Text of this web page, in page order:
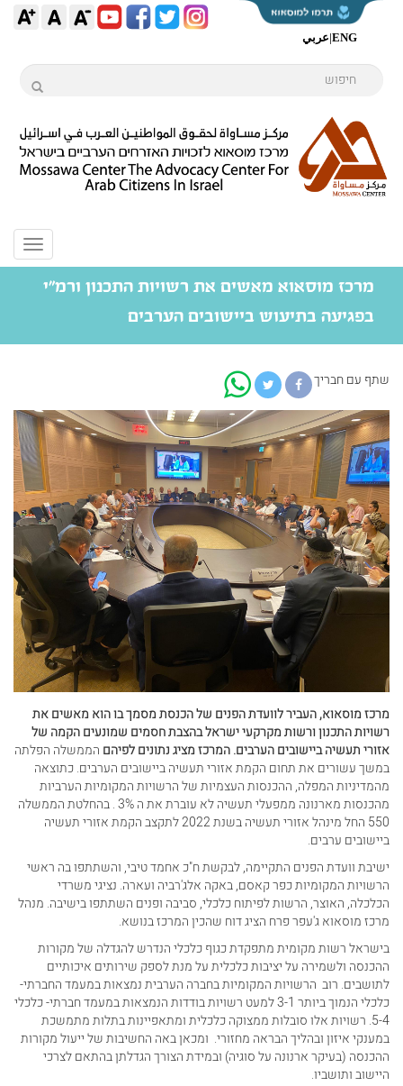
ENG
|عربي
Toggle
מרכז מוסאוא מאשים את רשויות התכנון ורמ"י
בפגיעה בתיעוש ביישובים הערבים
שתף עם חבריך
מרכז מוסאוא, העביר לוועדת הפנים של הכנסת מסמך בו הוא מאשים את
רשויות התכנון ורשות מקרקעי ישראל בהצבת חסמים שמונעים הקמה של
אזורי תעשיה ביישובים הערבים. המרכז מציג נתונים לפיהם הממשלה הפלתה
במשך עשורים את תחום הקמת אזורי תעשיה ביישובים הערבים. כתוצאה
מהמדיניות המפלה, ההכנסות העצמיות של הרשויות המקומיות הערביות
מהכנסות מארנונה ממפעלי תעשיה לא עוברת את ה 3% . בהחלטת הממשלה
550 החל מינהל אזורי תעשיה בשנת 2022 לתקצב הקמת אזורי תעשיה
ביישובים ערבים.
ישיבת וועדת הפנים התקיימה, לבקשת ח"כ אחמד טיבי, והשתתפו בה ראשי
הרשויות המקומיות כפר קאסם, באקה אלג'רביה ועארה. נציגי משרדי
הכלכלה, האוצר, הרשות לפיתוח כלכלי, סביבה ופנים השתתפו בישיבה. מנהל
מרכז מוסאוא ג'עפר פרח הציג דוח שהכין המרכז בנושא.
בישראל רשות מקומית מתפקדת כגוף כלכלי הנדרש להגדלה של מקורות
ההכנסה ולשמירה על יציבות כלכלית על מנת לספק שירותים איכותיים
לתושבים. רוב הרשויות המקומיות בחברה הערבית נמצאות במעמד החברתי-
כלכלי הנמוך ביותר 3-1 למעט רשויות בודדות הנמצאות במעמד חברתי- כלכלי
5-4. רשויות אלו סובלות ממצוקה כלכלית ומתאפיינות בתלות מתמשכת
במענקי איזון ובהליך הבראה מחזורי. ומכאן באה החשיבות של ייעול מקורות
ההכנסה (בעיקר ארנונה על סוגיה) ובמידת הצורך הגדלתן בהתאם לצרכי
היישוב ותושביו.